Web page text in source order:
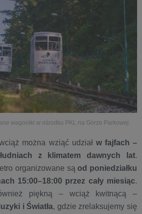
wagoniki w ośrodku PKL na Górze Parkowej
można wziąć udział w fajfach –
z klimatem dawnych lat.
organizowane sąod poniedziałku
15:00–18:00 przez cały miesiąc.
piękną – wciąż kwitnącą –
i Światła, gdzie zrelaksujemy się